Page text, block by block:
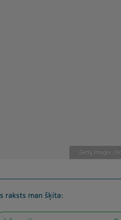
Getty Images /
raksts man šķita: